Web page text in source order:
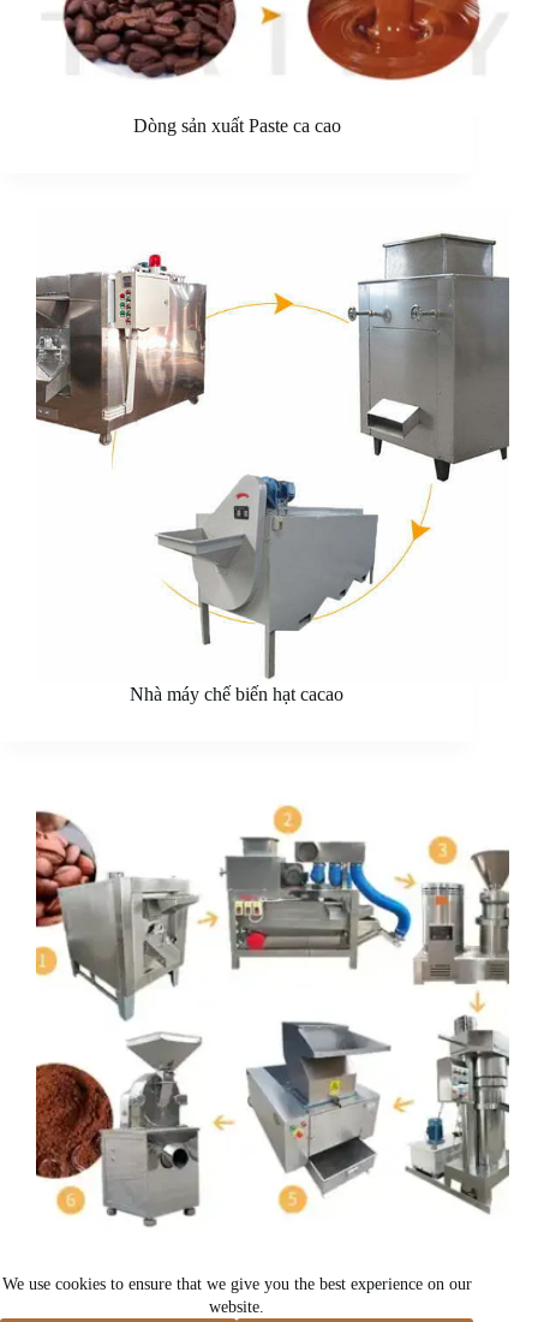
We use cookies to ensure that we give you the best experience on our
website.
Dòng sản xuất Paste ca cao
Nhà máy chế biến hạt cacao